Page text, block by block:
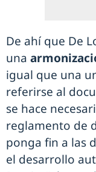
De ahí que De
una
igual que una
referirse al
se hace
reglamento de
ponga fin a las
el desarrollo